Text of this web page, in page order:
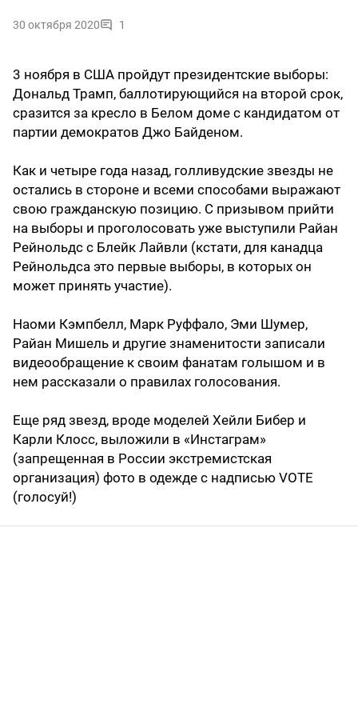
30 октября 2020 1
3 ноября в США пройдут президентские выборы:
Дональд Трамп, баллотирующийся на второй срок,
сразится за кресло в Белом доме с кандидатом от
партии демократов Джо Байденом.
Как и четыре года назад, голливудские звезды не
остались в стороне и всеми способами выражают
свою гражданскую позицию. С призывом прийти
на выборы и проголосовать уже выступили Райан
Рейнольдс с Блейк Лайвли (кстати, для канадца
Рейнольдса это первые выборы, в которых он
может принять участие).
Наоми Кэмпбелл, Марк Руффало, Эми Шумер,
Райан Мишель и другие знаменитости записали
видеообращение к своим фанатам голышом и в
нем рассказали о правилах голосования.
Еще ряд звезд, вроде моделей Хейли Бибер и
Карли Клосс, выложили в «Инстаграм»
(запрещенная в России экстремистская
организация) фото в одежде с надписью VOTE
(голосуй!)